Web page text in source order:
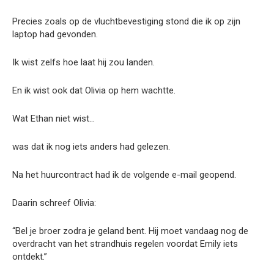
Precies zoals op de vluchtbevestiging stond die ik op zijn
laptop had gevonden.
Ik wist zelfs hoe laat hij zou landen.
En ik wist ook dat Olivia op hem wachtte.
Wat Ethan niet wist…
was dat ik nog iets anders had gelezen.
Na het huurcontract had ik de volgende e-mail geopend.
Daarin schreef Olivia:
“Bel je broer zodra je geland bent. Hij moet vandaag nog de
overdracht van het strandhuis regelen voordat Emily iets
ontdekt.”